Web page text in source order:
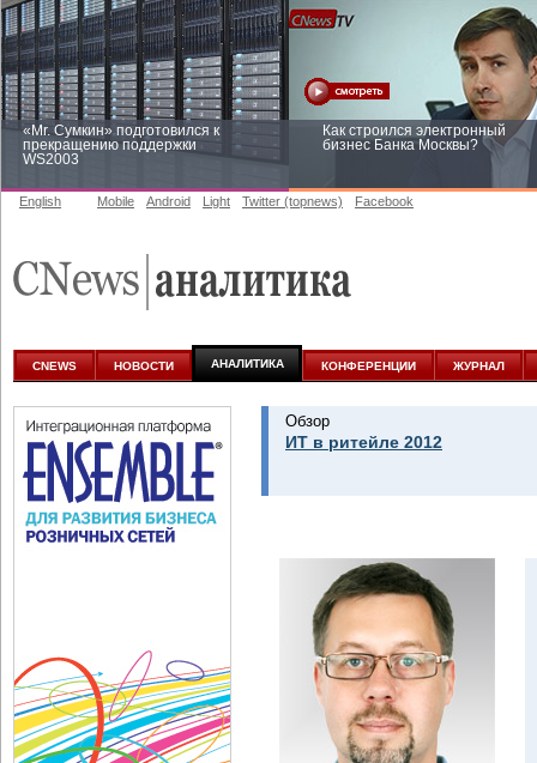
«Mr. Сумкин» подготовился к
прекращению поддержки
WS2003
Как строился электронный
бизнес Банка Москвы?
аналитике
English Mobile Android Light Twitter (topnews) Facebook
CNEWS НОВОСТИ АНАЛИТИКА КОНФЕРЕНЦИИ ЖУРНАЛ
Обзор
ИТ в ритейле 2012